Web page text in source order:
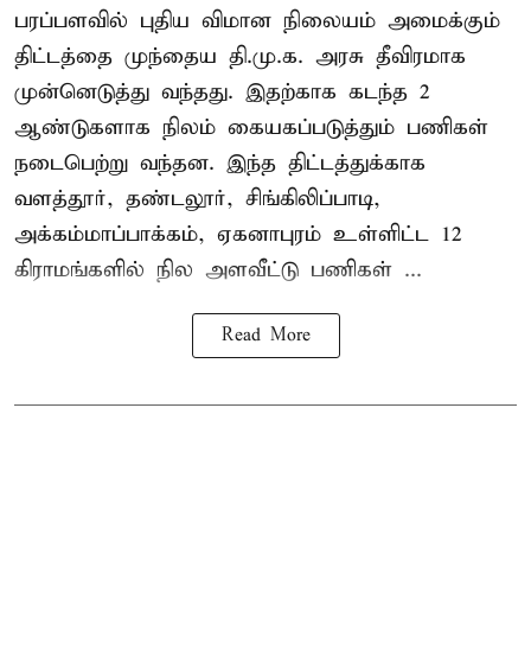
பரப்பளவில் புதிய விமான நிலையம் அமைக்கும்
திட்டத்தை முந்தைய தி.மு.க. அரசு தீவிரமாக
முன்னெடுத்து வந்தது. இதற்காக கடந்த 2
ஆண்டுகளாக நிலம் கையகப்படுத்தும் பணிகள்
நடைபெற்று வந்தன. இந்த திட்டத்துக்காக
வளத்தூர், தண்டலூர், சிங்கிலிப்பாடி,
அக்கம்மாப்பாக்கம், ஏகனாபுரம் உள்ளிட்ட 12
கிராமங்களில் நில அளவீட்டு பணிகள் ...
Read More